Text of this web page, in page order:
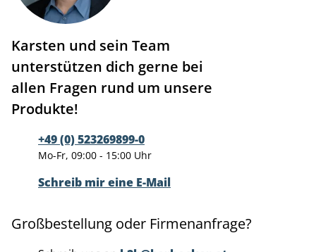
Karsten und sein Team
unterstützen dich gerne bei
allen Fragen rund um unsere
Produkte!
+49 (0) 523269899-0
Mo-Fr, 09:00 - 15:00 Uhr
Schreib mir eine E-Mail
Großbestellung oder Firmenanfrage?